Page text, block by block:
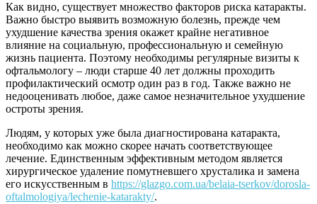
Как видно, существует множество факторов риска катаракты.
Важно быстро выявить возможную болезнь, прежде чем
ухудшение качества зрения окажет крайне негативное
влияние на социальную, профессиональную и семейную
жизнь пациента. Поэтому необходимы регулярные визиты к
офтальмологу – люди старше 40 лет должны проходить
профилактический осмотр один раз в год. Также важно не
недооценивать любое, даже самое незначительное ухудшение
остроты зрения.
Людям, у которых уже была диагностирована катаракта,
необходимо как можно скорее начать соответствующее
лечение. Единственным эффективным методом является
хирургическое удаление помутневшего хрусталика и замена
его искусственным в https://glazgo.com.ua/belaia-tserkov/dorosla-
oftalmologiya/lechenie-katarakty/.